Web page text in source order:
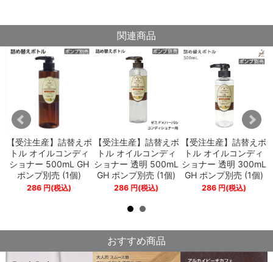
関連商品
【受注生産】詰替えボ
トル オイルコンディ
ショナー 500mL GH
ポンプ別売 (1個)
286 円(税込)
【受注生産】詰替えボ
トル オイルコンディ
ショナー 透明 500mL
GH ポンプ別売 (1個)
286 円(税込)
【受注生産】詰替えボ
トル オイルコンディ
ショナー 透明 300mL
GH ポンプ別売 (1個)
286円(税込)
おすすめ商品